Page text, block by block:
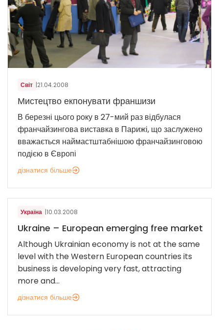
Світ |21.04.2008
Мистецтво екпонувати франшизи
В березні цього року в 27-мий раз відбулася
франчайзингова виставка в Парижі, що заслужено
вважається наймастштабнішою франчайзинговою
подією в Європі
дізнатися більше
Україна |10.03.2008
Ukraine – European emerging free market
Although Ukrainian economy is not at the same
level with the Western European countries its
business is developing very fast, attracting
more and...
дізнатися більше